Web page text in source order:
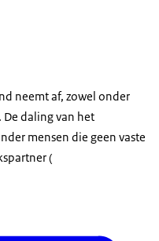
neemt af, zowel onder
De daling van het
mensen die geen vaste
(